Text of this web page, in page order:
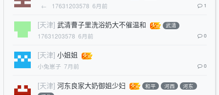
← 17631203578 6月前 1
[天津] 武清曹子里洗浴奶大不催温和 武清
17631203578 6月前 0
[天津] 小姐姐
小兔崽子 7月前 0
[天津] 河东良家大奶御姐少妇 和平 河西
河东